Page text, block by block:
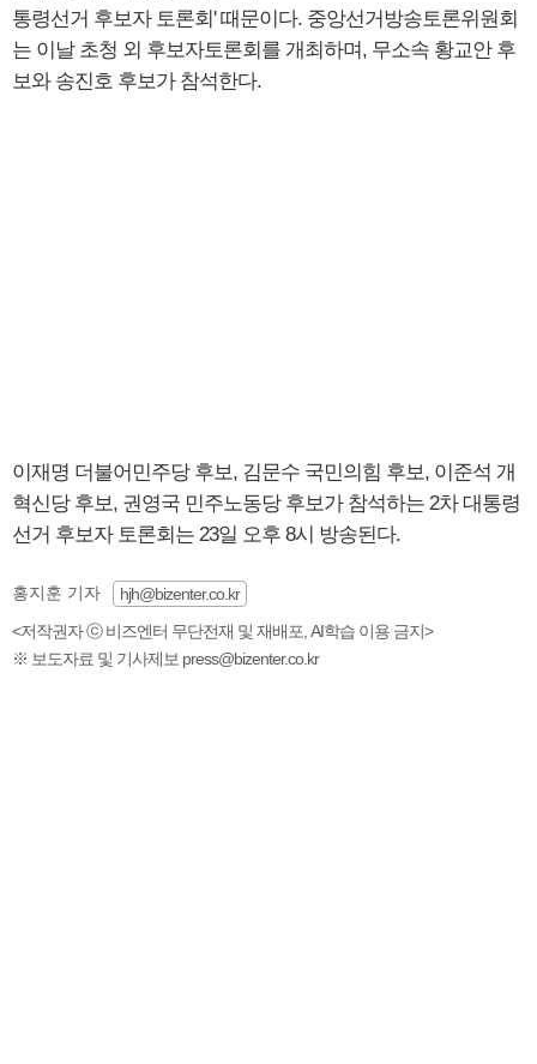
통령선거 후보자 토론회' 때문이다. 중앙선거방송토론위원회
는 이날 초청 외 후보자토론회를 개최하며, 무소속 황교안 후
보와 송진호 후보가 참석한다.
이재명 더불어민주당 후보, 김문수 국민의힘 후보, 이준석 개
혁신당 후보, 권영국 민주노동당 후보가 참석하는 2차 대통령
선거 후보자 토론회는 23일 오후 8시 방송된다.
홍지훈 기자
hjh@bizenter.co.kr
<저작권자 ⓒ 비즈엔터 무단전재 및 재배포, AI학습 이용 금지>
※ 보도자료 및 기사제보 press@bizenter.co.kr